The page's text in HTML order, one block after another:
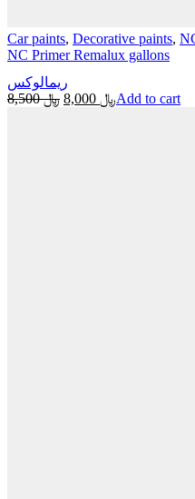
Car paints, Decorative paints,
NC Primer Remalux gallons
ريمالوكس
﷼8,500
Original﷼Current
Add to cart